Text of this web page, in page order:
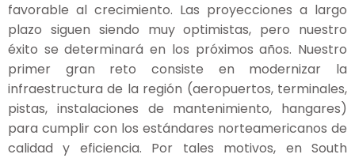
favorable al crecimiento. Las proyecciones a largo
plazo siguen siendo muy optimistas, pero nuestro
éxito se determinará en los próximos años. Nuestro
primer gran reto consiste en modernizar la
infraestructura de la región (aeropuertos, terminales,
pistas, instalaciones de mantenimiento, hangares)
para cumplir con los estándares norteamericanos de
calidad y eficiencia. Por tales motivos, en South